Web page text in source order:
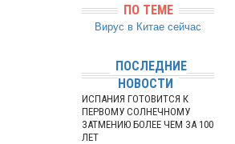
ПО ТЕМЕ
Вирус в Китае сейчас
ПОСЛЕДНИЕ
НОВОСТИ
ИСПАНИЯ ГОТОВИТСЯ К
ПЕРВОМУ СОЛНЕЧНОМУ
ЗАТМЕНИЮ БОЛЕЕ ЧЕМ ЗА 100
ЛЕТ